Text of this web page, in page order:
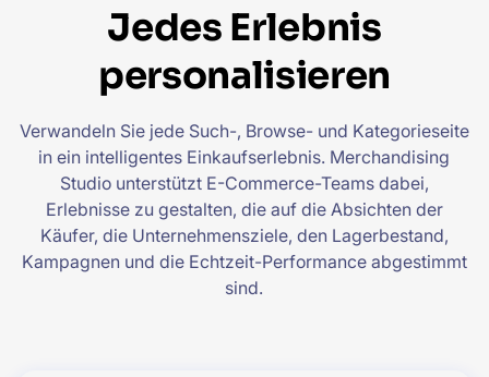
Jedes Erlebnis
personalisieren
Verwandeln Sie jede Such-, Browse- und Kategorieseite
in ein intelligentes Einkaufserlebnis. Merchandising
Studio unterstützt E-Commerce-Teams dabei,
Erlebnisse zu gestalten, die auf die Absichten der
Käufer, die Unternehmensziele, den Lagerbestand,
Kampagnen und die Echtzeit-Performance abgestimmt
sind.